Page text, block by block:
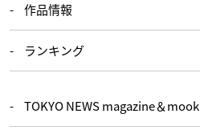
作品情報
ランキング
TOKYO NEWS magazine＆mook